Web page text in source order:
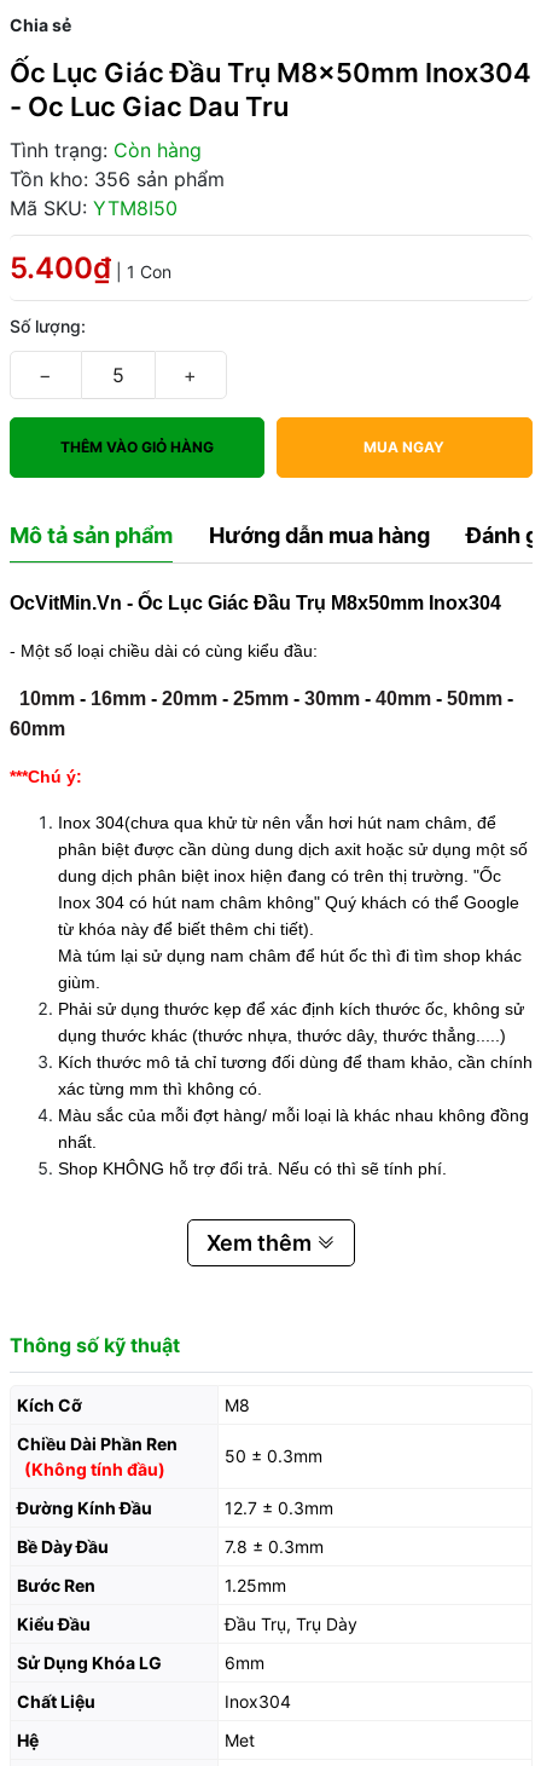
Chia sẻ
Ốc Lục Giác Đầu Trụ M8x50mm Inox304
- Oc Luc Giac Dau Tru
Tình trạng: Còn hàng
Tồn kho: 356 sản phẩm
Mã SKU: YTM8I50
5.400₫ | 1 Con
Số lượng:
− +
THÊM VÀO GIỎ HÀNG MUA NGAY
Mô tả sản phẩm Hướng dẫn mua hàng Đánh
OcVitMin.Vn - Ốc Lục Giác Đầu Trụ M8x50mm Inox304
- Một số loại chiều dài có cùng kiểu đầu:
10mm- 16mm- 20mm- 25mm- 30mm- 40mm- 50mm-
60mm
***Chú ý:
Inox 304(chưa qua khử từ nên vẫn hơi hút nam châm, để
phân biệt được cần dùng dung dịch axit hoặc sử dụng một số
dung dịch phân biệt inox hiện đang có trên thị trường. "Ốc
Inox 304 có hút nam châm không" Quý khách có thể Google
từ khóa này để biết thêm chi tiết).
Mà túm lại sử dụng nam châm để hút ốc thì đi tìm shop khác
giùm.
Phải sử dụng thước kẹp để xác định kích thước ốc, không sử
dụng thước khác (thước nhựa, thước dây, thước thẳng.....)
Kích thước mô tả chỉ tương đối dùng để tham khảo, cần chính
xác từng mm thì không có.
Màu sắc của mỗi đợt hàng/ mỗi loại là khác nhau không đồng
nhất.
Shop KHÔNG hỗ trợ đổi trả. Nếu có thì sẽ tính phí.
Xem thêm
Thông số kỹ thuật
Kích Cỡ
M8
Chiều Dài Phần Ren
(Không tính đầu)
50 ± 0.3mm
Đường Kính Đầu
12.7 ± 0.3mm
Bề Dày Đầu
7.8 ± 0.3mm
Bước Ren
1.25mm
Kiểu Đầu
Đầu Trụ, Trụ Dày
Sử Dụng Khóa LG
6mm
Chất Liệu
Inox304
Hệ
Met